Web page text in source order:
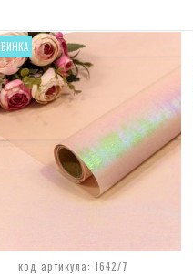
код артикула: 1642/7